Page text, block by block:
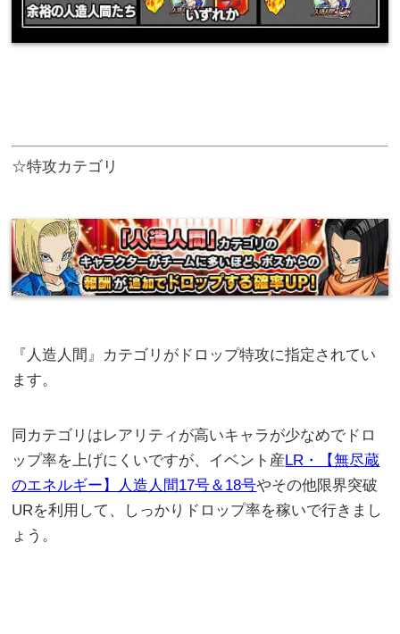
☆特攻カテゴリ
『人造人間』カテゴリがドロップ特攻に指定されてい
ます。
同カテゴリはレアリティが高いキャラが少なめでドロ
ップ率を上げにくいですが、イベント産LR・【無尽蔵
のエネルギー】人造人間17号＆18号やその他限界突破
URを利用して、しっかりドロップ率を稼いで行きまし
ょう。